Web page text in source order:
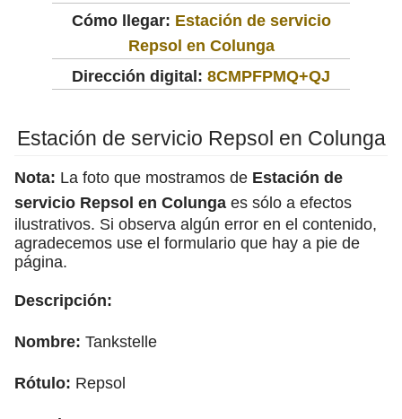
Cómo llegar: Estación de servicio
Repsol en Colunga
Dirección digital: 8CMPFPMQ+QJ
Estación de servicio Repsol en Colunga
Nota: La foto que mostramos de Estación de
servicio Repsol en Colunga es sólo a efectos
ilustrativos. Si observa algún error en el contenido,
agradecemos use el formulario que hay a pie de
página.
Descripción:
Nombre: Tankstelle
Rótulo: Repsol